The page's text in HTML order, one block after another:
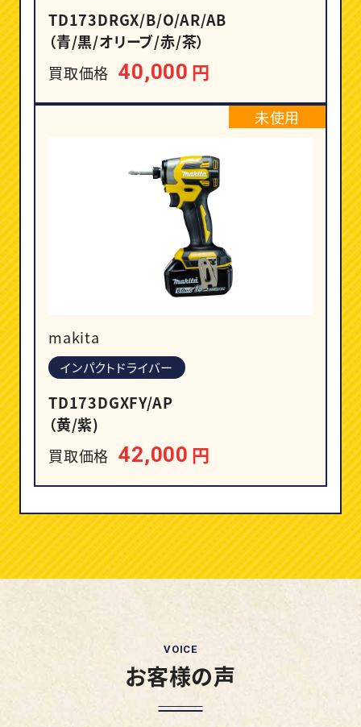
TD173DRGX/B/O/AR/AB
（青/黒/オリーブ/赤/茶）
買取価格 40,000 円
未使用
makita
インパクトドライバー
TD173DGXFY/AP
（黄/紫)
買取価格 42,000 円
VOICE
お客様の声